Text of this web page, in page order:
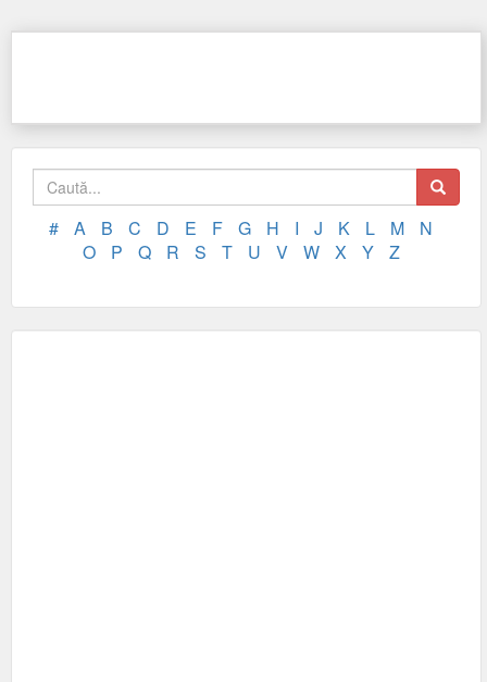
# A B C D E F G H I J K L M
N
O
P Q R S T U V W X Y Z